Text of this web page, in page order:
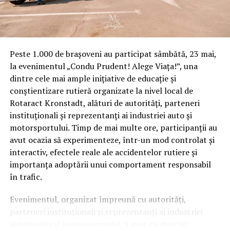
Peste 1.000 de brașoveni au participat sâmbătă, 23 mai,
la evenimentul „Condu Prudent! Alege Viața!”, una
dintre cele mai ample inițiative de educație și
conștientizare rutieră organizate la nivel local de
Rotaract Kronstadt, alături de autorități, parteneri
instituționali și reprezentanți ai industriei auto și
motorsportului. Timp de mai multe ore, participanții au
avut ocazia să experimenteze, într-un mod controlat și
interactiv, efectele reale ale accidentelor rutiere și
importanța adoptării unui comportament responsabil
în trafic.
Evenimentul, organizat împreună cu autorități,
parteneri instituționali și reprezentanți ai industriei